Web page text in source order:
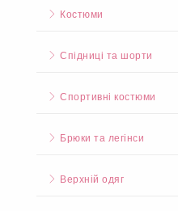
Костюми
Спідниці та шорти
Спортивні костюми
Брюки та легінси
Верхній одяг